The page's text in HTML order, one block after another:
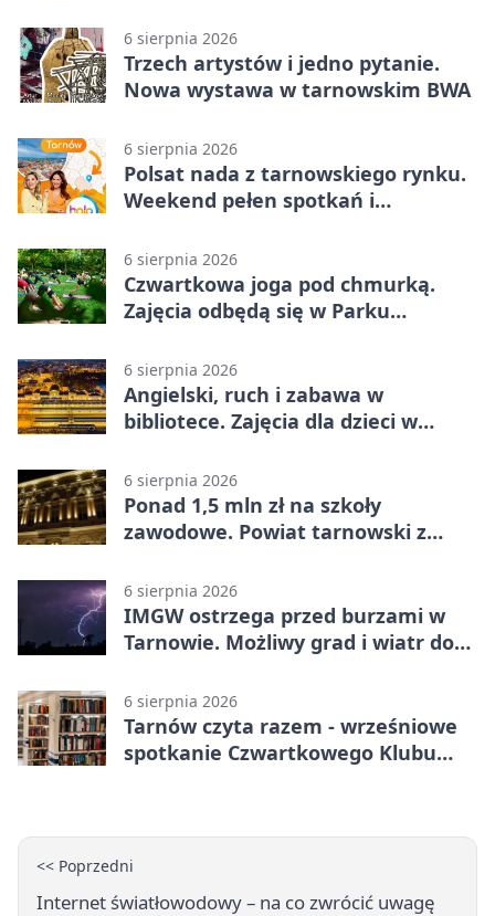
6 sierpnia 2026
Trzech artystów i jedno pytanie.
Nowa wystawa w tarnowskim BWA
6 sierpnia 2026
Polsat nada z tarnowskiego rynku.
Weekend pełen spotkań i
6 sierpnia 2026
Czwartkowa joga pod chmurką.
Zajęcia odbędą się w Parku
6 sierpnia 2026
Angielski, ruch i zabawa w
bibliotece. Zajęcia dla dzieci w
6 sierpnia 2026
Ponad 1,5 mln zł na szkoły
zawodowe. Powiat tarnowski z
6 sierpnia 2026
IMGW ostrzega przed burzami w
Tarnowie. Możliwy grad i wiatr do
6 sierpnia 2026
Tarnów czyta razem - wrześniowe
spotkanie Czwartkowego Klubu
<< Poprzedni
Internet światłowodowy – na co zwrócić uwagę